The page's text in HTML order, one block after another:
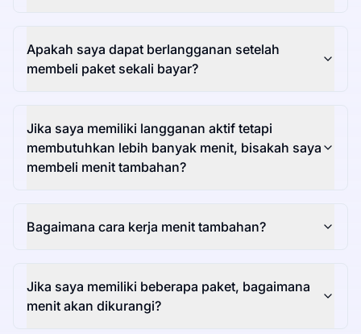
Apakah saya dapat berlangganan setelah
membeli paket sekali bayar?
Jika saya memiliki langganan aktif tetapi
membutuhkan lebih banyak menit, bisakah saya
membeli menit tambahan?
Bagaimana cara kerja menit tambahan?
Jika saya memiliki beberapa paket, bagaimana
menit akan dikurangi?